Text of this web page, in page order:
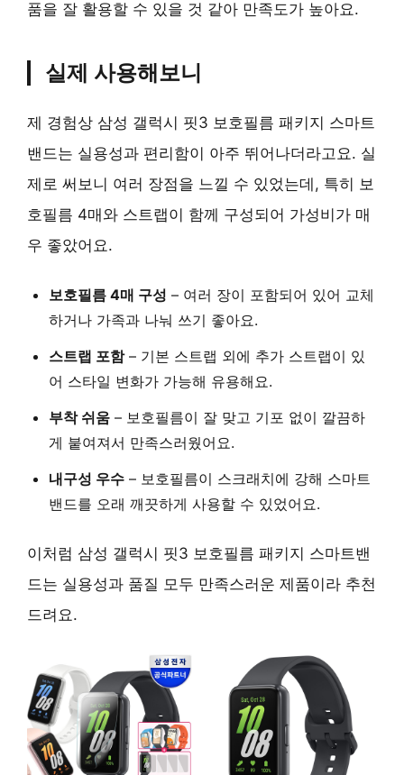
품을 잘 활용할 수 있을 것 같아 만족도가 높아요.
실제 사용해보니
제 경험상 삼성 갤럭시 핏3 보호필름 패키지 스마트
밴드는 실용성과 편리함이 아주 뛰어나더라고요. 실
제로 써보니 여러 장점을 느낄 수 있었는데, 특히 보
호필름 4매와 스트랩이 함께 구성되어 가성비가 매
우 좋았어요.
보호필름 4매 구성 – 여러 장이 포함되어 있어 교체
하거나 가족과 나눠 쓰기 좋아요.
스트랩 포함– 기본 스트랩 외에 추가 스트랩이 있
어 스타일 변화가 가능해 유용해요.
부착 쉬움 – 보호필름이 잘 맞고 기포 없이 깔끔하
게 붙여져서 만족스러웠어요.
내구성 우수 – 보호필름이 스크래치에 강해 스마트
밴드를 오래 깨끗하게 사용할 수 있었어요.
이처럼 삼성 갤럭시 핏3 보호필름 패키지 스마트밴
드는 실용성과 품질 모두 만족스러운 제품이라 추천
드려요.